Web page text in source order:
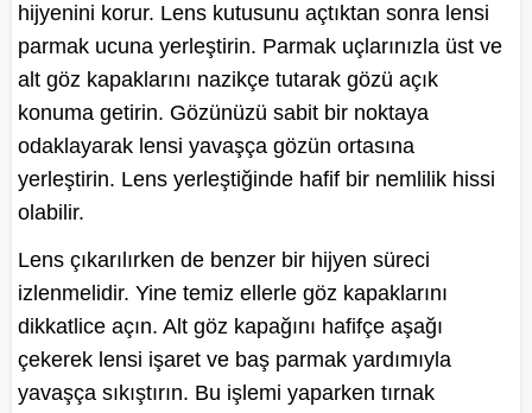
hijyenini korur. Lens kutusunu açtıktan sonra lensi
parmak ucuna yerleştirin. Parmak uçlarınızla üst ve
alt göz kapaklarını nazikçe tutarak gözü açık
konuma getirin. Gözünüzü sabit bir noktaya
odaklayarak lensi yavaşça gözün ortasına
yerleştirin. Lens yerleştiğinde hafif bir nemlilik hissi
olabilir.
Lens çıkarılırken de benzer bir hijyen süreci
izlenmelidir. Yine temiz ellerle göz kapaklarını
dikkatlice açın. Alt göz kapağını hafifçe aşağı
çekerek lensi işaret ve baş parmak yardımıyla
yavaşça sıkıştırın. Bu işlemi yaparken tırnak